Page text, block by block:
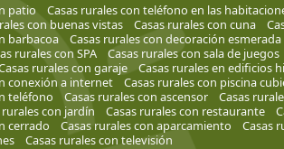
patio Casas rurales con teléfono en las
con buenas vistas Casas rurales con cuna
barbacoa
Casas rurales con decoración esmerada
rurales con SPA Casas rurales con sala de juegos
rurales con garaje Casas rurales en edificios
conexión a internet
Casas rurales con piscina
teléfono
Casas rurales con ascensor Casas
rurales con jardín Casas rurales con restaurante
cerrado
Casas rurales con aparcamiento Casas
Casas rurales con televisión